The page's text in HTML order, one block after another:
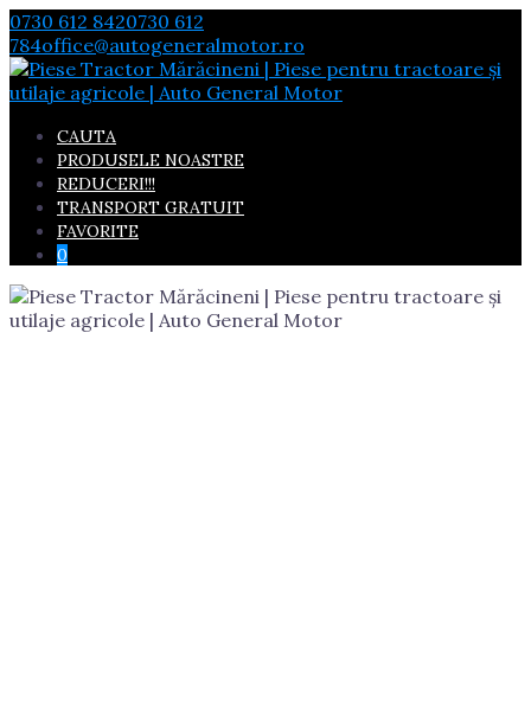
Skip
to
content
0730 612 8420730 612
784office@autogeneralmotor.ro
CAUTA
PRODUSELE NOASTRE
REDUCERI!!!
TRANSPORT GRATUIT
FAVORITE
0